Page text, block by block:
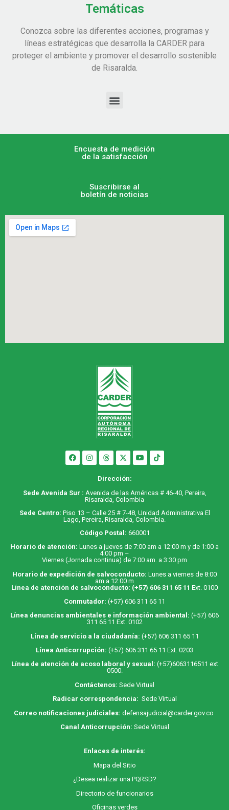
Temáticas
Conozca sobre las diferentes acciones, programas y
líneas estratégicas que desarrolla la CARDER para
proteger el ambiente y promover el desarrollo sostenible
de Risaralda.
Encuesta de medición
de la satisfacción
Suscribirse al
boletín de noticias
Dirección:
Sede Avenida Sur : Avenida de las Américas # 46-40, Pereira,
Risaralda, Colombia
Sede Centro: Piso 13 – Calle 25 # 7-48, Unidad Administrativa El
Lago, Pereira, Risaralda, Colombia.
Código Postal: 660001
Horario de atención: Lunes a jueves de 7:00 am a 12:00 m y de 1:00 a
4:00 pm –
Viernes (Jornada continua) de 7:00 am. a 3:30 pm
Horario de expedición de salvoconducto: Lunes a viernes de 8:00
am a 12:00 m
Línea de atención de salvoconducto: (+57) 606 311 65 11 Ext. 0100
Conmutador: (+57) 606 311 65 11
Línea denuncias ambientales e información ambiental: (+57) 606
311 65 11 Ext. 0102
Línea de servicio a la ciudadanía: (+57) 606 311 65 11
Línea Anticorrupción: (+57) 606 311 65 11 Ext. 0203
Línea de atención de acoso laboral y sexual: (+57)6063116511 ext
0500.
Contáctenos: Sede Virtual
Radicar correspondencia: Sede Virtual
Correo notificaciones judiciales: defensajudicial@carder.gov.co
Canal Anticorrupción: Sede Virtual
Enlaces de interés:
Mapa del Sitio
¿Desea realizar una PQRSD?
Directorio de funcionarios
Oficinas verdes